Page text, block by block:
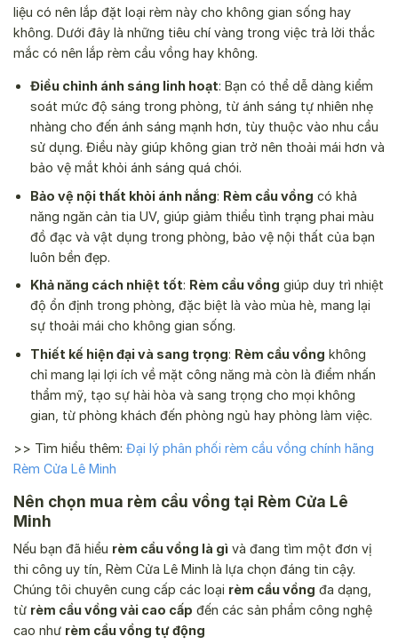
liệu có nên lắp đặt loại rèm này cho không gian sống hay
không. Dưới đây là những tiêu chí vàng trong việc trả lời thắc
mắc có nên lắp rèm cầu vồng hay không.
Điều chỉnh ánh sáng linh hoạt: Bạn có thể dễ dàng kiểm
soát mức độ sáng trong phòng, từ ánh sáng tự nhiên nhẹ
nhàng cho đến ánh sáng mạnh hơn, tùy thuộc vào nhu cầu
sử dụng. Điều này giúp không gian trở nên thoải mái hơn và
bảo vệ mắt khỏi ánh sáng quá chói.
Bảo vệ nội thất khỏi ánh nắng: Rèm cầu vồng có khả
năng ngăn cản tia UV, giúp giảm thiểu tình trạng phai màu
đồ đạc và vật dụng trong phòng, bảo vệ nội thất của bạn
luôn bền đẹp.
Khả năng cách nhiệt tốt: Rèm cầu vồng giúp duy trì nhiệt
độ ổn định trong phòng, đặc biệt là vào mùa hè, mang lại
sự thoải mái cho không gian sống.
Thiết kế hiện đại và sang trọng: Rèm cầu vồng không
chỉ mang lại lợi ích về mặt công năng mà còn là điểm nhấn
thẩm mỹ, tạo sự hài hòa và sang trọng cho mọi không
gian, từ phòng khách đến phòng ngủ hay phòng làm việc.
>> Tìm hiểu thêm: Đại lý phân phối rèm cầu vồng chính hãng
Rèm Cửa Lê Minh
Nên chọn mua rèm cầu vồng tại Rèm Cửa Lê
Minh
Nếu bạn đã hiểu rèm cầu vồng là gì và đang tìm một đơn vị
thi công uy tín, Rèm Cửa Lê Minh là lựa chọn đáng tin cậy.
Chúng tôi chuyên cung cấp các loại rèm cầu vồng đa dạng,
từ rèm cầu vồng vải cao cấp đến các sản phẩm công nghệ
cao như rèm cầu vồng tự động